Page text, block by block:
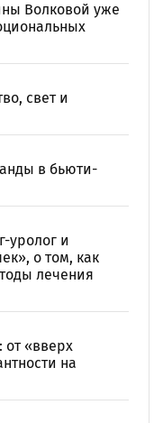
Волковой уже
свет и
в бьюти-
уролог и
о том, как
лечения
от «вверх
на